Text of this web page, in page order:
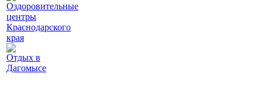
Оздоровительные
центры
Краснодарского
края
Отдых в
Дагомысе